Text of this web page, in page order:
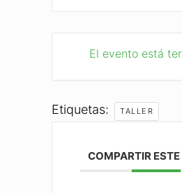
El evento está
Etiquetas: TALLER
COMPARTIR